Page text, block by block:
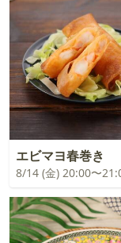
エビマヨ春巻き
8/14 (金) 20:00〜